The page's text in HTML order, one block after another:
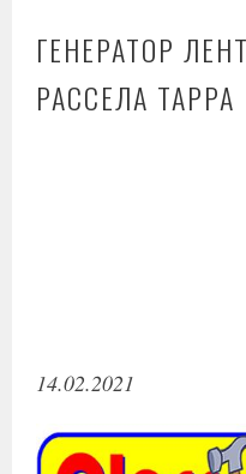
ГЕНЕРАТОР
РАССЕЛА ТАРРА
14.02.2021